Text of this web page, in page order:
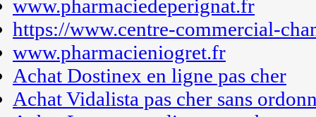
www.pharmaciedeperignat.fr
https://www.centre-commercial-
www.pharmacieniogret.fr
Achat Dostinex en ligne pas cher
Achat Vidalista pas cher sans